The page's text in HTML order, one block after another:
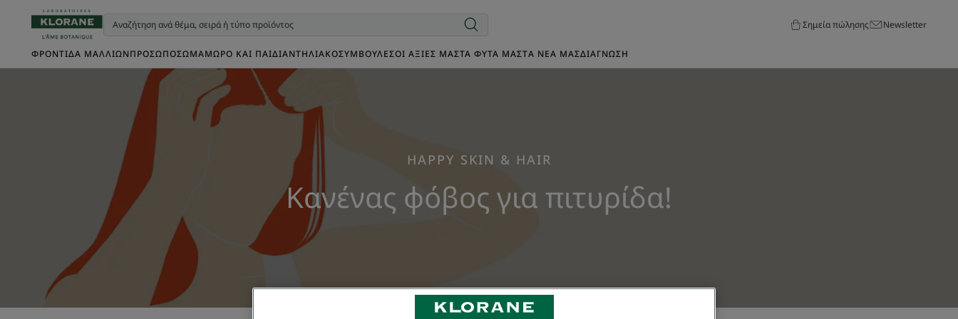
Σημεία πώλησης Newsletter
ΦΡΟΝΤΊΔΑ ΜΑΛΛΙΏΝΠΡΌΣΩΠΟΣΏΜΑΜΩΡΌ ΚΑΙ ΠΑΙΔΊΑΝΤΗΛΙΑΚΌΣΥΜΒΟΥΛΈΣΟΙ ΑΞΊΕΣ ΜΑΣΤΑ ΦΥΤΆ ΜΑΣTΑ ΝΈΑ ΜΑΣΔΙΑΓΝΩΣΗ
ΗAPPY SKIN & HAIR
Κανένας φόβος για πιτυρίδα!